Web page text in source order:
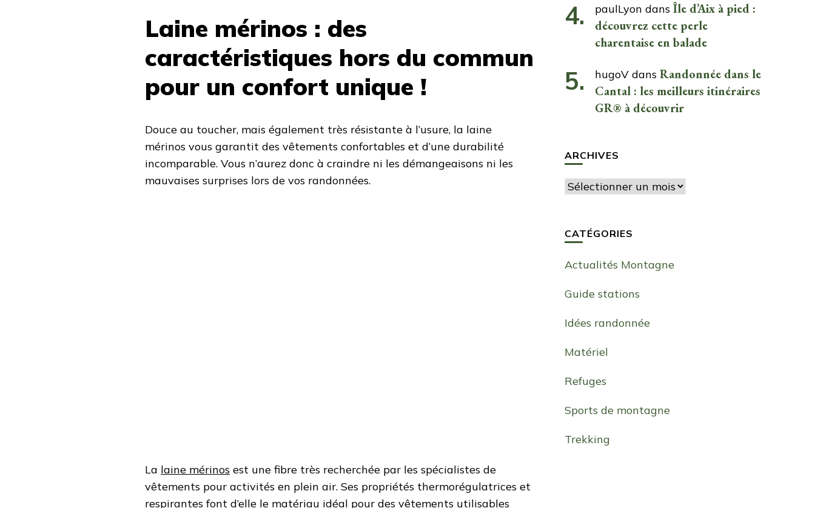
Laine mérinos : des
caractéristiques hors du commun
pour un confort unique !
Douce au toucher, mais également très résistante à l’usure, la laine
mérinos vous garantit des vêtements confortables et d’une durabilité
incomparable. Vous n’aurez donc à craindre ni les démangeaisons ni les
mauvaises surprises lors de vos randonnées.
La laine mérinos est une fibre très recherchée par les spécialistes de
vêtements pour activités en plein air. Ses propriétés thermorégulatrices et
respirantes font d’elle le matériau idéal pour des vêtements utilisables
paulLyon dans Île d’Aix à pied :
découvrez cette perle
charentaise en balade
hugoVdans Randonnée dans le
Cantal : les meilleurs itinéraires
GR® à découvrir
ARCHIVES
Archives
CATÉGORIES
Actualités Montagne
Guide stations
Idées randonnée
Matériel
Refuges
Sports de montagne
Trekking